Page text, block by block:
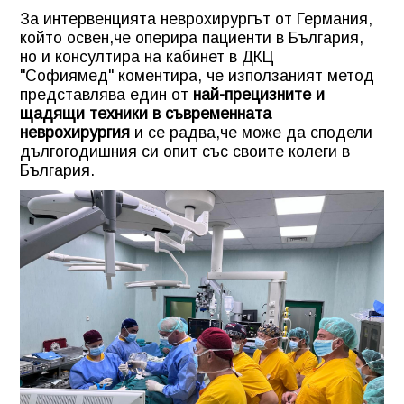
За интервенцията неврохирургът от Германия,
който освен,че оперира пациенти в България,
но и консултира на кабинет в ДКЦ
"Софиямед" коментира, че използаният метод
представлява един от най-прецизните и
щадящи техники в съвременната
неврохирургия и се радва,че може да сподели
дългогодишния си опит със своите колеги в
България.